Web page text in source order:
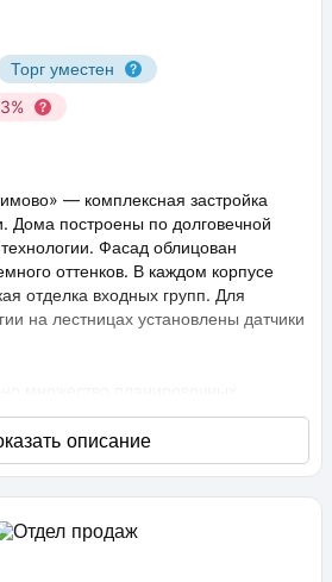
Торг уместен
— комплексная застройка
Дома построены по долговечной
Фасад облицован
оттенков. В каждом корпусе
отделка входных групп. Для
на лестницах установлены датчики
множество планировочных
как классического типа, так и
с подчистовой отделкой,
2,75 метра. В квартирах